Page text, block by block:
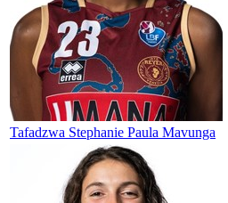
Tafadzwa Stephanie Paula Mavunga